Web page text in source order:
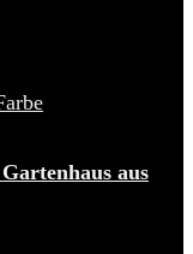
aus